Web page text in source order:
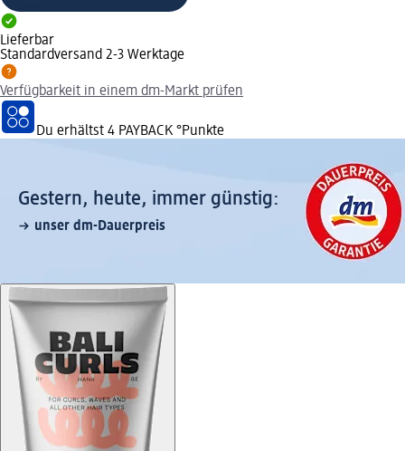
Lieferbar
Standardversand 2-3 Werktage
Verfügbarkeit in einem dm-Markt prüfen
Du erhältst 4 PAYBACK °Punkte
Gestern, heute, immer günstig:
unser dm-Dauerpreis